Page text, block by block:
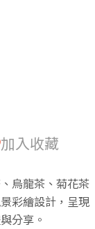
加入收藏
烏龍茶、菊花茶
彩繪設計，呈現
分享。